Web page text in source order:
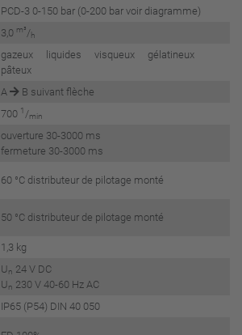
PCD-3 0-150 bar (0-200 bar voir diagramme)
3,0 m³/h
gazeux liquides visqueux gélatineux
pâteux
A
B suivant flèche
700 1 /min
ouverture 30-3000 ms
fermeture 30-3000 ms
60 °C distributeur de pilotage monté
50 °C distributeur de pilotage monté
1,3 kg
Un 24 V DC
Un 230 V 40-60 Hz AC
IP65 (P54) DIN 40 050